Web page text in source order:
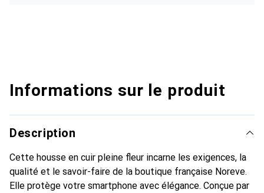
Informations sur le produit
Description
Cette housse en cuir pleine fleur incarne les exigences, la
qualité et le savoir-faire de la boutique française Noreve.
Elle protège votre smartphone avec élégance. Conçue par